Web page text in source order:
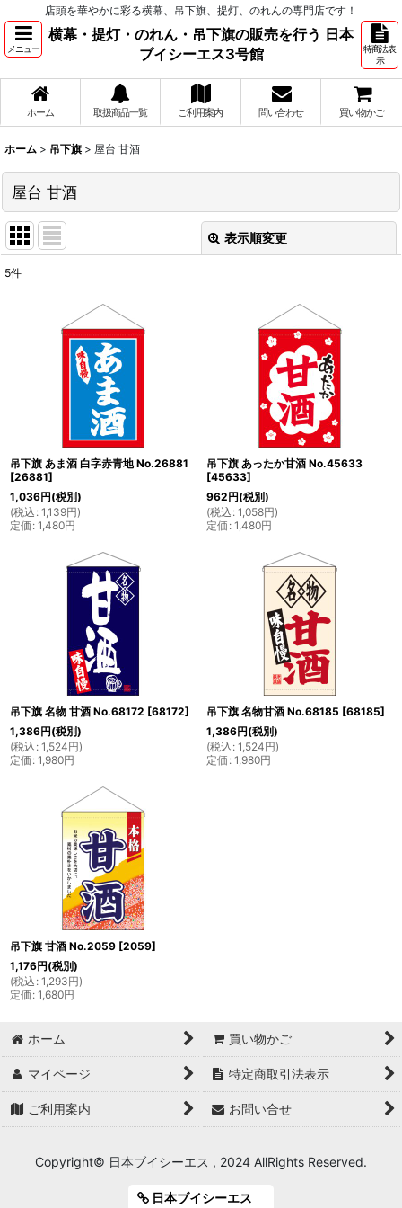
店頭を華やかに彩る横幕、吊下旗、提灯、のれんの専門店です！
メニュー
横幕・提灯・のれん・吊下旗の販売を行う 日本
ブイシーエス3号館
特商法表
示
ホーム 取扱商品一覧 ご利用案内 問い合わせ 買い物かご
ホーム > 吊下旗 > 屋台 甘酒
屋台 甘酒
表示順変更
5件
吊下旗 あま酒 白字赤青地 No.26881
[26881]
1,036円(税別)
(税込 : 1,139円)
定価 : 1,480円
吊下旗 あったか甘酒 No.45633
[45633]
962円(税別)
(税込 : 1,058円)
定価 : 1,480円
吊下旗 名物 甘酒 No.68172 [68172]
1,386円(税別)
(税込 : 1,524円)
定価 : 1,980円
吊下旗 名物甘酒 No.68185 [68185]
1,386円(税別)
(税込 : 1,524円)
定価 : 1,980円
吊下旗 甘酒 No.2059 [2059]
1,176円(税別)
(税込 : 1,293円)
定価 : 1,680円
ホーム 買い物かご
マイページ 特定商取引法表示
ご利用案内 お問い合せ
Copyright© 日本ブイシーエス , 2024 AllRights Reserved.
日本ブイシーエス